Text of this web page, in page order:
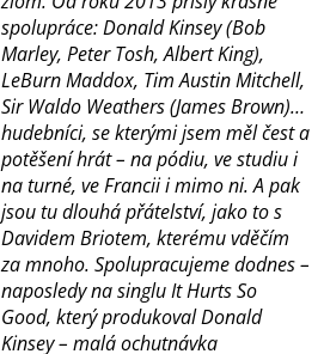
spolupráce: Donald Kinsey (Bob
Marley, Peter Tosh, Albert King),
LeBurn Maddox, Tim Austin Mitchell,
Sir Waldo Weathers (James Brown)…
hudebníci, se kterými jsem měl čest a
potěšení hrát – na pódiu, ve studiu i
na turné, ve Francii i mimo ni. A pak
jsou tu dlouhá přátelství, jako to s
Davidem Briotem, kterému vděčím
za mnoho. Spolupracujeme dodnes –
naposledy na singlu It Hurts So
Good, který produkoval Donald
Kinsey – malá ochutnávka